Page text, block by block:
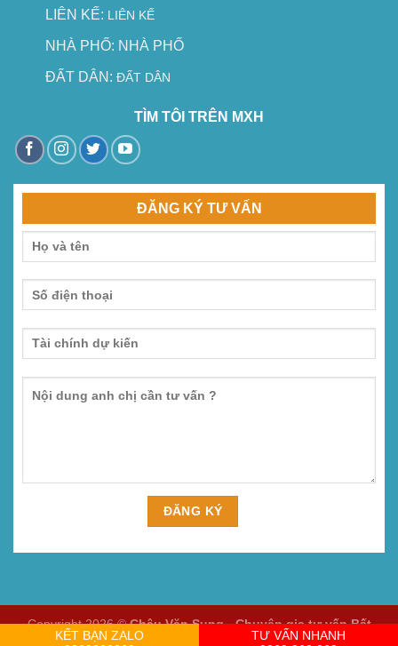
LIÊN KẾ: LIÊN KẾ
NHÀ PHỐ: NHÀ PHỐ
ĐẤT DÂN: ĐẤT DÂN
TÌM TÔI TRÊN MXH
ĐĂNG KÝ TƯ VẤN
Copyright 2026 ©Châu Văn Sung - Chuyên gia tư vấn Bất
KẾT BẠN ZALO
TƯ VẤN NHANH